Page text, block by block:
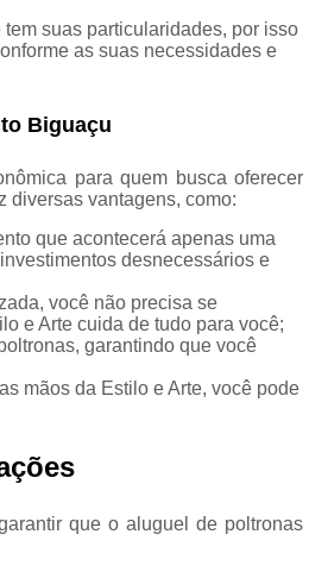
Locação de
Locação de
Aluguel de Móveis
Aluguel de Móveis e
Aluguel de Móveis
Aluguel de Móveis para
Aluguel de Móveis
Aluguel de Sofás
suas particularidades, por isso
as suas necessidades e
Biguaçu
para quem busca oferecer
diversas vantagens, como:
que acontecerá apenas uma
desnecessários e
você não precisa se
e Arte cuida de tudo para você;
garantindo que você
mãos da Estilo e Arte, você pode
que o aluguel de poltronas